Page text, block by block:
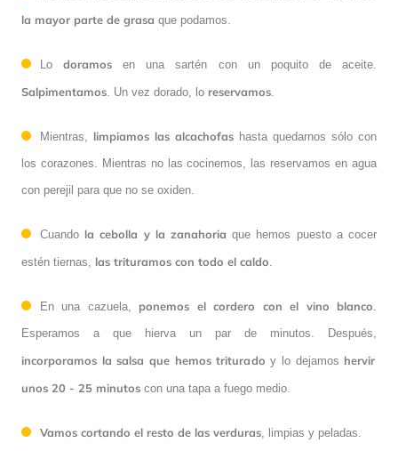
la mayor parte de grasa que podamos.
Lodoramos en una sartén con un poquito de aceite.
Salpimentamos . Un vez dorado, lo reservamos
Mientras, limpiamos las alcachofas hasta quedarnos sólo con
los corazones. Mientras no las cocinemos, las reservamos en agua
con perejil para que no se oxiden.
Cuando la cebolla y la zanahoria que hemos puesto a cocer
estén tiernas, las trituramos con todo el caldo
En una cazuela, ponemos el cordero con el vino blanco
Esperamos a que hierva un par de minutos. Después,
incorporamos la salsa que hemos triturado y lo dejamos hervir
unos 20 - 25 minutos con una tapa a fuego medio.
Vamos cortando el resto de las verduras , limpias y peladas.